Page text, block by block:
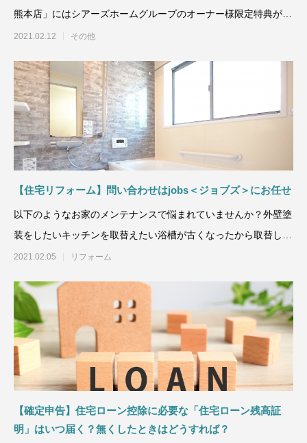
熊本店」にはシアーズホームグループのオーナー様限定特典があ
ります。今回は
2021.02.12 その他
【住宅リフォーム】問い合わせはjobs＜ジョブズ＞にお任せ
以下のようなお家のメンテナンスで悩まれていませんか？外壁塗
装をしたいキッチンを取替えたい浴槽が古くなったから取替した
い太陽光発電シ
2021.02.05 リフォーム
【確定申告】住宅ローン控除に必要な「住宅ローン残高証
明」はいつ届く？無くしたときはどうすれば？